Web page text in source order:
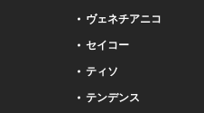
ヴェネチアニコ
セイコー
ティソ
テンデンス